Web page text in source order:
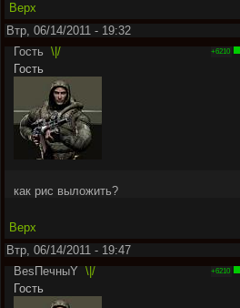
Верх
Втр, 06/14/2011 - 19:32
Гость \|/
Гость
+6210
как рис выложить?
Верх
Втр, 06/14/2011 - 19:47
BesПечныY \|/
Гость
+6210